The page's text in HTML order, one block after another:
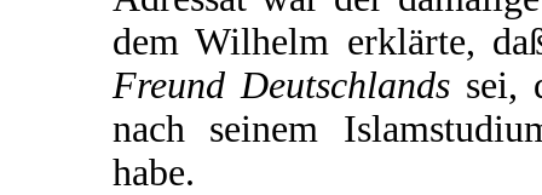
dem Wilhelm erklärte,
Freund Deutschlands sei,
nach seinem
habe.